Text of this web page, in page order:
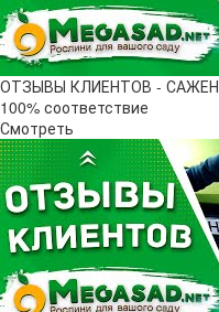
ОТЗЫВЫ КЛИЕНТОВ -
100% соответствие
Смотреть